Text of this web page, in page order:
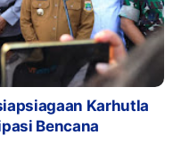
Karhutla
Bencana